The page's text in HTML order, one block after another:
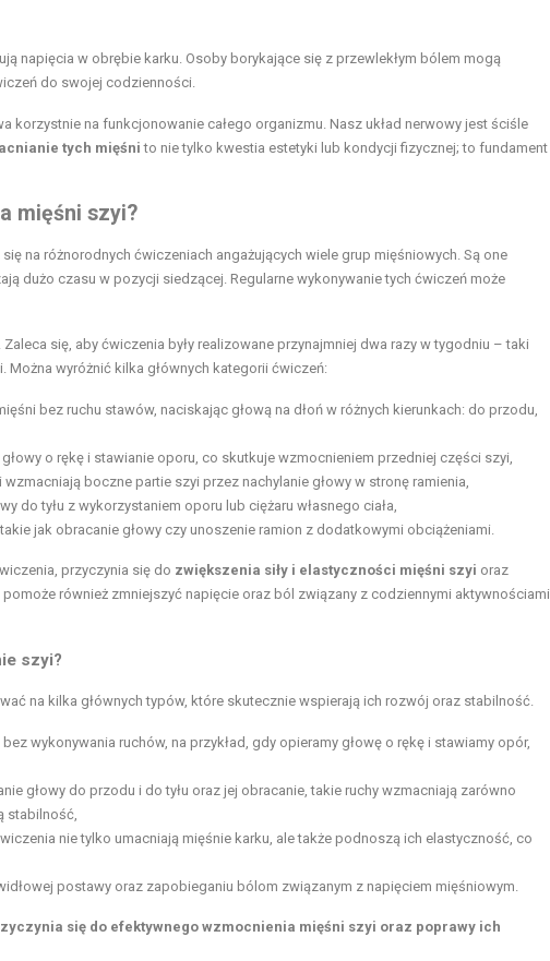
napięcia w obrębie karku. Osoby borykające się z przewlekłym bólem mogą
do swojej codzienności.
korzystnie na funkcjonowanie całego organizmu. Nasz układ nerwowy jest ściśle
tych mięśni to nie tylko kwestia estetyki lub kondycji fizycznej; to fundament
mięśni szyi?
na różnorodnych ćwiczeniach angażujących wiele grup mięśniowych. Są one
dużo czasu w pozycji siedzącej. Regularne wykonywanie tych ćwiczeń może
się, aby ćwiczenia były realizowane przynajmniej dwa razy w tygodniu – taki
Można wyróżnić kilka głównych kategorii ćwiczeń:
bez ruchu stawów, naciskając głową na dłoń w różnych kierunkach: do przodu,
o rękę i stawianie oporu, co skutkuje wzmocnieniem przedniej części szyi,
boczne partie szyi przez nachylanie głowy w stronę ramienia,
do tyłu z wykorzystaniem oporu lub ciężaru własnego ciała,
jak obracanie głowy czy unoszenie ramion z dodatkowymi obciążeniami.
przyczynia się do zwiększenia siły i elastyczności mięśni szyi oraz
pomoże również zmniejszyć napięcie oraz ból związany z codziennymi aktywnościami
szyi?
na kilka głównych typów, które skutecznie wspierają ich rozwój oraz stabilność.
wykonywania ruchów, na przykład, gdy opieramy głowę o rękę i stawiamy opór,
głowy do przodu i do tyłu oraz jej obracanie, takie ruchy wzmacniają zarówno
stabilność,
nie tylko umacniają mięśnie karku, ale także podnoszą ich elastyczność, co
postawy oraz zapobieganiu bólom związanym z napięciem mięśniowym.
się do efektywnego wzmocnienia mięśni szyi oraz poprawy ich